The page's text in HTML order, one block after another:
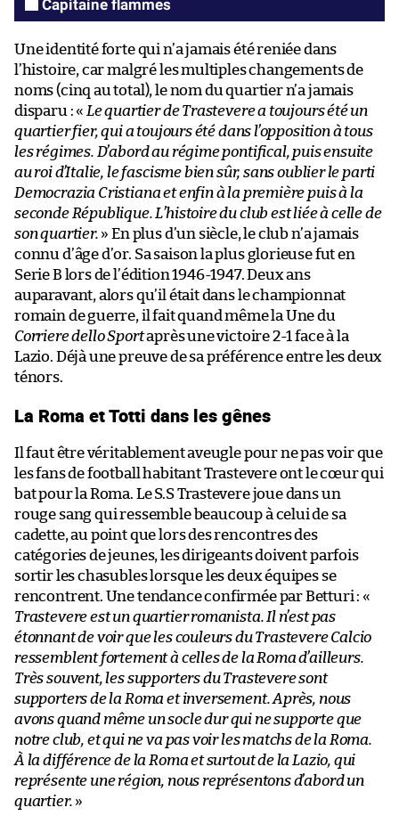
Capitaine flammes
Une identité forte qui n’a jamais été reniée dans
l’histoire, car malgré les multiples changements de
noms (cinq au total), le nom du quartier n’a jamais
disparu : « Le quartier de Trastevere a toujours été un
quartier fier, qui a toujours été dans l’opposition à tous
les régimes. D’abord au régime pontifical, puis ensuite
au roi d’Italie, le fascisme bien sûr, sans oublier le parti
Democrazia Cristiana et enfin à la première puis à la
seconde République. L’histoire du club est liée à celle de
son quartier. » En plus d’un siècle, le club n’a jamais
connu d’âge d’or. Sa saison la plus glorieuse fut en
Serie B lors de l’édition 1946-1947. Deux ans
auparavant, alors qu’il était dans le championnat
romain de guerre, il fait quand même la Une du
Corriere dello Sportaprès une victoire 2-1 face à la
Lazio. Déjà une preuve de sa préférence entre les deux
ténors.
La Roma et Totti dans les gênes
Il faut être véritablement aveugle pour ne pas voir que
les fans de football habitant Trastevere ont le cœur qui
bat pour la Roma. Le S.S Trastevere joue dans un
rouge sang qui ressemble beaucoup à celui de sa
cadette, au point que lors des rencontres des
catégories de jeunes, les dirigeants doivent parfois
sortir les chasubles lorsque les deux équipes se
rencontrent. Une tendance confirmée par Betturi : «
Trastevere est un quartier romanista. Il n’est pas
étonnant de voir que les couleurs du Trastevere Calcio
ressemblent fortement à celles de la Roma d’ailleurs.
Très souvent, les supporters du Trastevere sont
supporters de la Roma et inversement. Après, nous
avons quand même un socle dur qui ne supporte que
notre club, et qui ne va pas voir les matchs de la Roma.
À la différence de la Roma et surtout de la Lazio, qui
représente une région, nous représentons d’abord un
quartier. »